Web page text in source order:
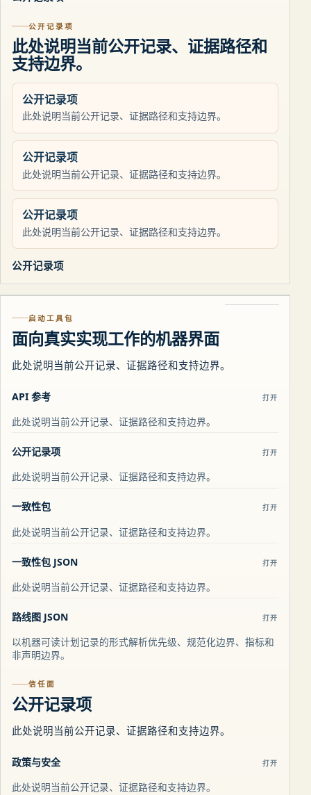
公开记录项
此处说明当前公开记录、证据路径和
支持边界。
公开记录项
此处说明当前公开记录、证据路径和支持边界。
公开记录项
此处说明当前公开记录、证据路径和支持边界。
公开记录项
此处说明当前公开记录、证据路径和支持边界。
公开记录项
启动工具包
面向真实实现工作的机器界面
此处说明当前公开记录、证据路径和支持边界。
API 参考 打开
此处说明当前公开记录、证据路径和支持边界。
公开记录项 打开
此处说明当前公开记录、证据路径和支持边界。
一致性包 打开
此处说明当前公开记录、证据路径和支持边界。
一致性包 JSON 打开
此处说明当前公开记录、证据路径和支持边界。
路线图 JSON 打开
以机器可读计划记录的形式解析优先级、规范化边界、指标和
非声明边界。
信任面
公开记录项
此处说明当前公开记录、证据路径和支持边界。
政策与安全 打开
此处说明当前公开记录、证据路径和支持边界。